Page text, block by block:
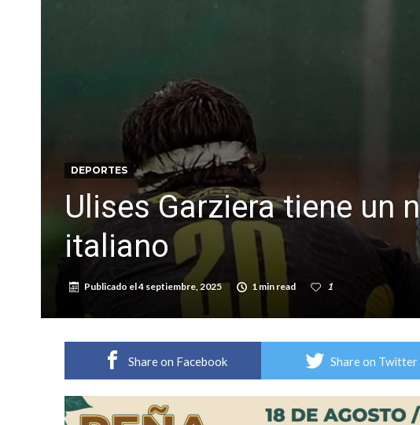
Firmat: avanza la investigación de dos empleadas del
Villada: el viento provocó el desprendimiento del techo del
Violento robo en la zona rural de Firmat: maniataron a una
Colecta solidaria de juguetes en Firmat para el EPI y el
DEPORTES
Ulises Garziera tiene un
italiano
Publicado el4 septiembre, 2025 1 min read 1
Share on Facebook Share on Twitter